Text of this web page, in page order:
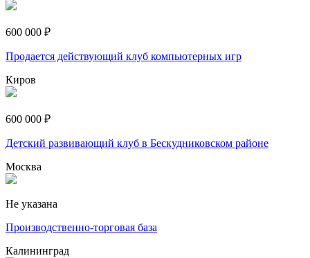
600 000 ₽
Продается действующий клуб компьютерных игр
Киров
600 000 ₽
Детский развивающий клуб в Бескудниковском районе
Москва
Не указана
Производственно-торговая база
Калининград